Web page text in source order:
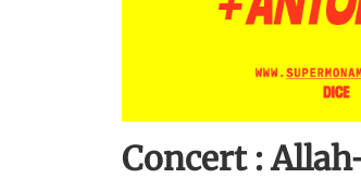
Concert :